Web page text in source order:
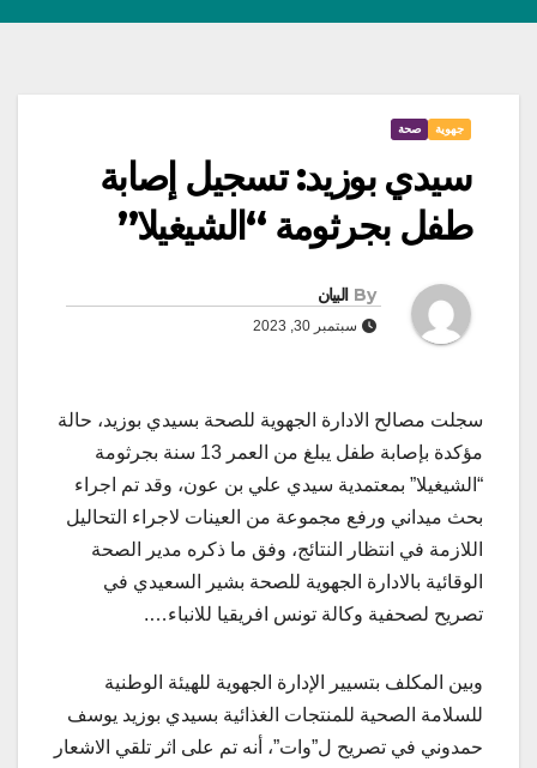
جهوية صحة
سيدي بوزيد: تسجيل إصابة
طفل بجرثومة “الشيغيلا”
By البيان
سبتمبر 30, 2023
سجلت مصالح الادارة الجهوية للصحة بسيدي بوزيد، حالة
مؤكدة بإصابة طفل يبلغ من العمر 13 سنة بجرثومة
“الشيغيلا” بمعتمدية سيدي علي بن عون، وقد تم اجراء
بحث ميداني ورفع مجموعة من العينات لاجراء التحاليل
اللازمة في انتظار النتائج، وفق ما ذكره مدير الصحة
الوقائية بالادارة الجهوية للصحة بشير السعيدي في
تصريح لصحفية وكالة تونس افريقيا للانباء….
وبين المكلف بتسيير الإدارة الجهوية للهيئة الوطنية
للسلامة الصحية للمنتجات الغذائية بسيدي بوزيد يوسف
حمدوني في تصريح ل”وات”، أنه تم على اثر تلقي الاشعار